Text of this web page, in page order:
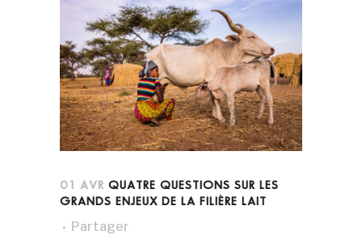
01 AVR QUATRE QUESTIONS SUR LES
GRANDS ENJEUX DE LA FILIÈRE LAIT
Partager